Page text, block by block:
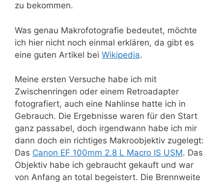
zu bekommen.
Was genau Makrofotografie bedeutet, möchte
ich hier nicht noch einmal erklären, da gibt es
eine guten Artikel bei Wikipedia.
Meine ersten Versuche habe ich mit
Zwischenringen oder einem Retroadapter
fotografiert, auch eine Nahlinse hatte ich in
Gebrauch. Die Ergebnisse waren für den Start
ganz passabel, doch irgendwann habe ich mir
dann doch ein richtiges Makroobjektiv zugelegt:
Das Canon EF 100mm 2.8 L Macro IS USM. Das
Objektiv habe ich gebraucht gekauft und war
von Anfang an total begeistert. Die Brennweite